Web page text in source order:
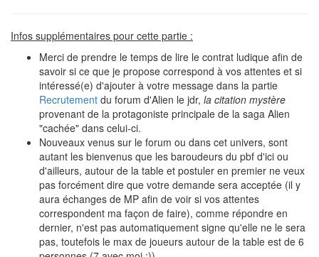
Infos supplémentaires pour cette partie :
Merci de prendre le temps de lire le contrat ludique afin de
savoir si ce que je propose correspond à vos attentes et si
intéressé(e) d'ajouter à votre message dans la partie
Recrutement du forum d'Alien le jdr, la citation mystère
provenant de la protagoniste principale de la saga Alien
"cachée" dans celui-ci.
Nouveaux venus sur le forum ou dans cet univers, sont
autant les bienvenus que les baroudeurs du pbf d'ici ou
d'ailleurs, autour de la table et postuler en premier ne veux
pas forcément dire que votre demande sera acceptée (il y
aura échanges de MP afin de voir si vos attentes
correspondent ma façon de faire), comme répondre en
dernier, n'est pas automatiquement signe qu'elle ne le sera
pas, toutefois le max de joueurs autour de la table est de 6